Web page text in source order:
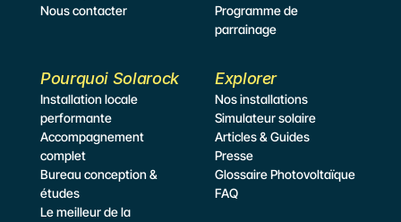
Nous contacter
Programme de
parrainage
Pourquoi Solarock
Installation locale
performante
Accompagnement
complet
Bureau conception &
études
Le meilleur de la
Explorer
Nos installations
Simulateur solaire
Articles & Guides
Presse
Glossaire Photovoltaïque
FAQ